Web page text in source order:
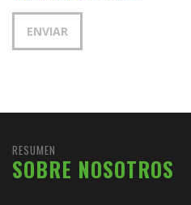
RESUMEN
SOBRE NOSOTROS